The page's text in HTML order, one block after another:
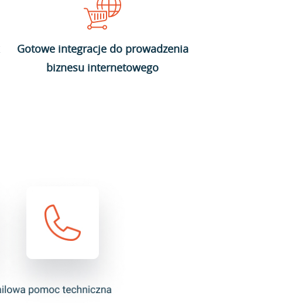
Gotowe integracje do prowadzenia
biznesu internetowego